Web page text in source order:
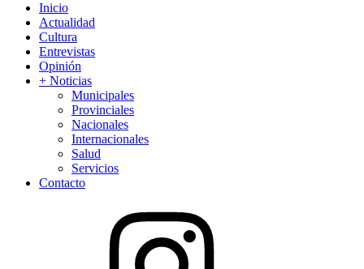
Inicio
Actualidad
Cultura
Entrevistas
Opinión
+ Noticias
Municipales
Provinciales
Nacionales
Internacionales
Salud
Servicios
Contacto